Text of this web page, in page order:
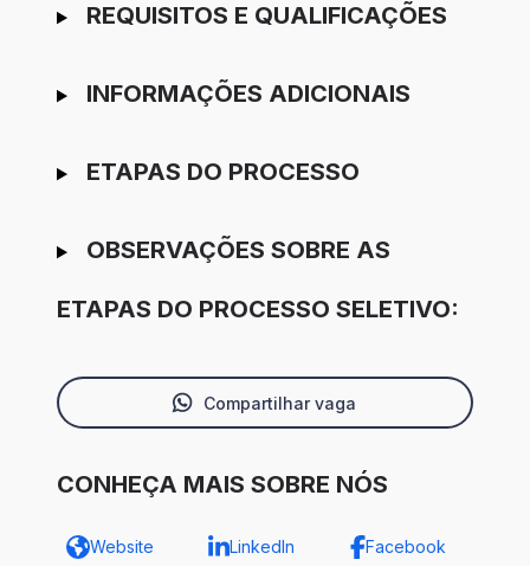
REQUISITOS E QUALIFICAÇÕES
INFORMAÇÕES ADICIONAIS
ETAPAS DO PROCESSO
OBSERVAÇÕES SOBRE AS
ETAPAS DO PROCESSO SELETIVO:
Compartilhar vaga
CONHEÇA MAIS SOBRE NÓS
Website LinkedIn Facebook